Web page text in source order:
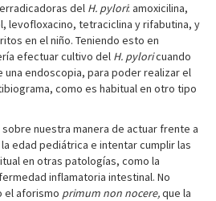
del H. pylori: amoxicilina,
levofloxacino, tetraciclina y rifabutina, y
en el niño. Teniendo esto en
efectuar cultivo del H. pyloricuando
una endoscopia, para poder realizar el
como es habitual en otro tipo
nuestra manera de actuar frente a
edad pediátrica e intentar cumplir las
en otras patologías, como la
inflamatoria intestinal. No
el aforismo primum non nocere,que la